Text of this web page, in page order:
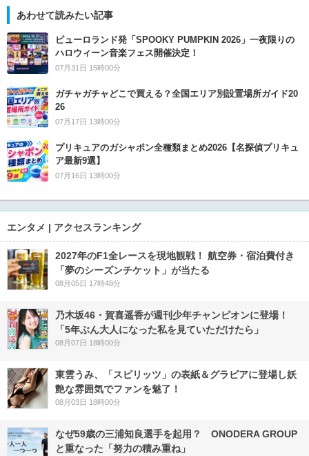
あわせて読みたい記事
ピューロランド発「SPOOKY PUMPKIN 2026」一夜限りの
ハロウィーン音楽フェス開催決定！
07月31日 15時00分
ガチャガチャどこで買える？全国エリア別設置場所ガイド20
26
07月17日 13時00分
プリキュアのガシャポン全種類まとめ2026【名探偵プリキュ
ア最新9選】
07月16日 13時00分
エンタメ | アクセスランキング
2027年のF1全レースを現地観戦！ 航空券・宿泊費付き
「夢のシーズンチケット」が当たる
08月05日 17時48分
乃木坂46・賀喜遥香が週刊少年チャンピオンに登場！
「5年ぶん大人になった私を見ていただけたら」
08月07日 18時00分
東雲うみ、「スピリッツ」の表紙＆グラビアに登場し妖
艶な雰囲気でファンを魅了！
08月03日 18時00分
なぜ59歳の三浦知良選手を起用？ ONODERA GROUP
と重なった「努力の積み重ね」